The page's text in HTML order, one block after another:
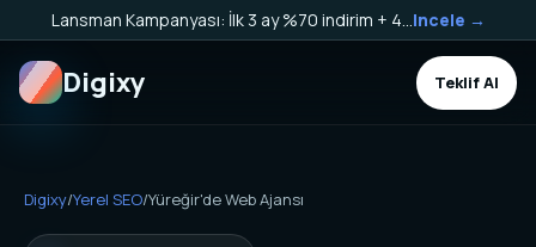
Incele →
Digixy Teklif Al
Digixy/Yerel SEO/Yüreğir'de Web Ajansı